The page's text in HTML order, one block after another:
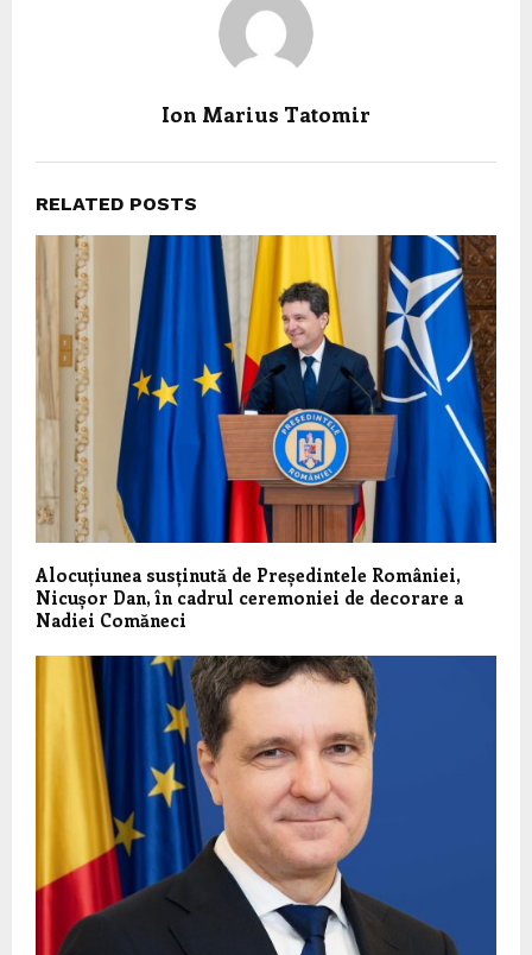
Ion Marius Tatomir
RELATED POSTS
Alocuțiunea susținută de Președintele României,
Nicușor Dan, în cadrul ceremoniei de decorare a
Nadiei Comăneci